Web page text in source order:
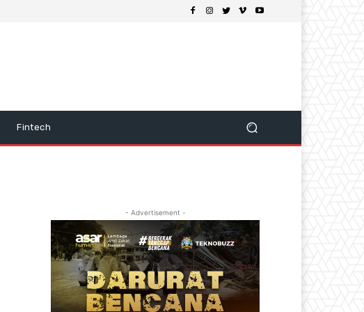
Fintech
- Advertisement -